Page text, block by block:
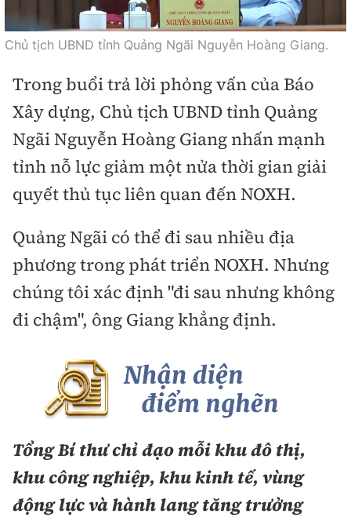
Chủ tịch UBND tỉnh Quảng Ngãi Nguyễn Hoàng Giang.
Trong buổi trả lời phỏng vấn của Báo
Xây dựng, Chủ tịch UBND tỉnh Quảng
Ngãi Nguyễn Hoàng Giang nhấn mạnh
tỉnh nỗ lực giảm một nửa thời gian giải
quyết thủ tục liên quan đến NOXH.
Quảng Ngãi có thể đi sau nhiều địa
phương trong phát triển NOXH. Nhưng
chúng tôi xác định "đi sau nhưng không
đi chậm", ông Giang khẳng định.
Tổng Bí thưchỉ đạo mỗi khu đô thị,
khu công nghiệp, khu kinh tế, vùng
động lực và hành lang tăng trưởng